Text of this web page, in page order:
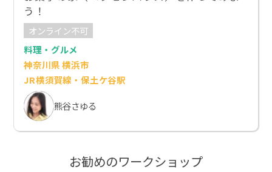
う！
オンライン不可
料理・グルメ
神奈川県 横浜市
JR横須賀線・保土ケ谷駅
熊谷さゆる
お勧めのワークショップ